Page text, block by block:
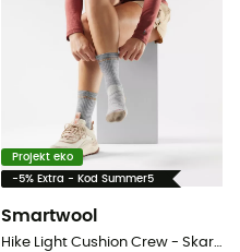
Projekt eko
-5% Extra - Kod Summer5
Smartwool
Hike Light Cushion Crew - Skarpety trekkingowe damskie